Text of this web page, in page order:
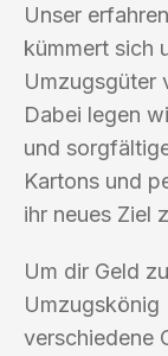
Unser
kümmert sich
Umzugsgüter
Dabei legen
und
Kartons und
ihr neues Ziel
Um dir Geld
Umzugskönig
verschiedene